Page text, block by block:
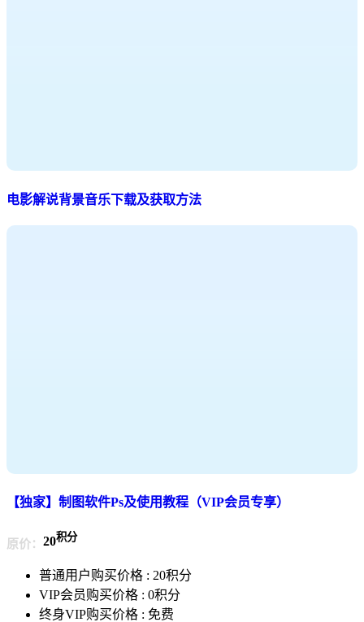
电影解说背景音乐下载及获取方法
【独家】制图软件Ps及使用教程（VIP会员专享）
原价： 20积分
普通用户购买价格 : 20积分
VIP会员购买价格 : 0积分
终身VIP购买价格 : 免费